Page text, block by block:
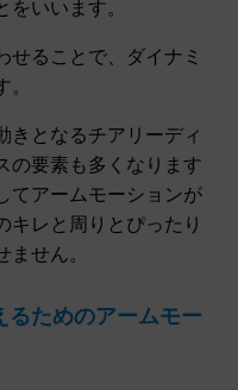
いいます。
せることで、ダイナミ
きとなるチアリーディ
の要素も多くなります
てアームモーションが
キレと周りとぴったり
せん。
るためのアームモー